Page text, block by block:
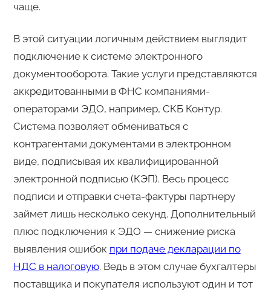
чаще.
В этой ситуации логичным действием выглядит
подключение к системе электронного
документооборота. Такие услуги представляются
аккредитованными в ФНС компаниями-
операторами ЭДО, например, СКБ Контур.
Система позволяет обмениваться с
контрагентами документами в электронном
виде, подписывая их квалифицированной
электронной подписью (КЭП). Весь процесс
подписи и отправки счета-фактуры партнеру
займет лишь несколько секунд. Дополнительный
плюс подключения к ЭДО — снижение риска
выявления ошибок при подаче декларации по
НДС в налоговую. Ведь в этом случае бухгалтеры
поставщика и покупателя используют один и тот